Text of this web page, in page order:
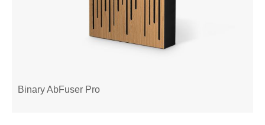
Binary AbFuser Pro